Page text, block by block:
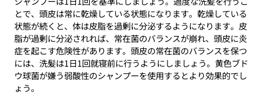
とで、頭皮は常に乾燥している状態になります。乾燥している
状態が続くと、体は皮脂を過剰に分泌するようになります。皮
脂が過剰に分泌されれば、常在菌のバランスが崩れ、頭皮に炎
症を起こす危険性があります。頭皮の常在菌のバランスを保つ
には、洗髪は1日1回就寝前に行うようにしましょう。黄色ブド
ウ球菌が嫌う弱酸性のシャンプーを使用するとより効果的でし
ょう。